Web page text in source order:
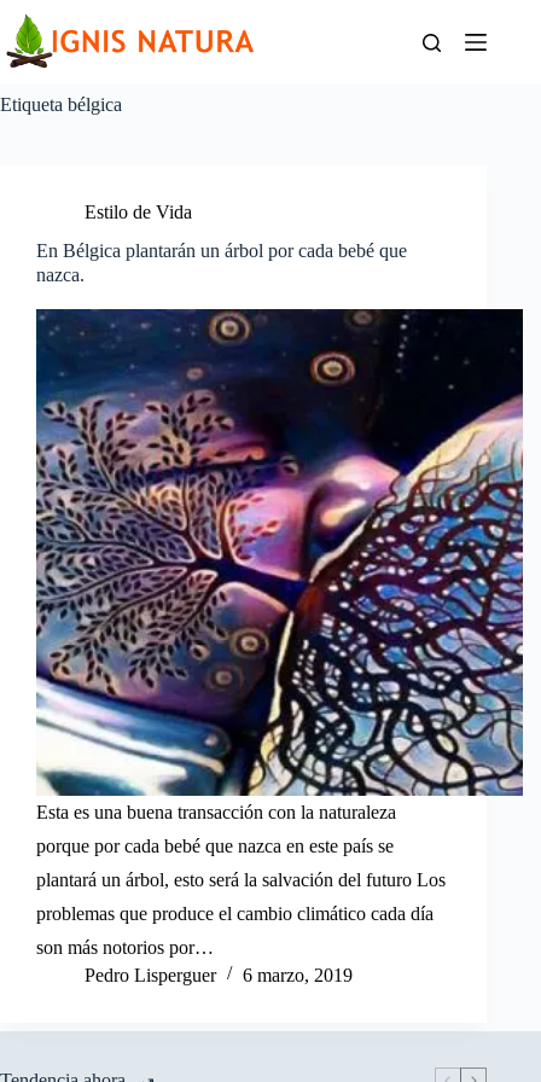
contenido
Etiqueta bélgica
Estilo de Vida
En Bélgica plantarán un árbol por cada bebé que
nazca.
Esta es una buena transacción con la naturaleza
porque por cada bebé que nazca en este país se
plantará un árbol, esto será la salvación del futuro Los
problemas que produce el cambio climático cada día
son más notorios por…
Pedro Lisperguer
6 marzo, 2019